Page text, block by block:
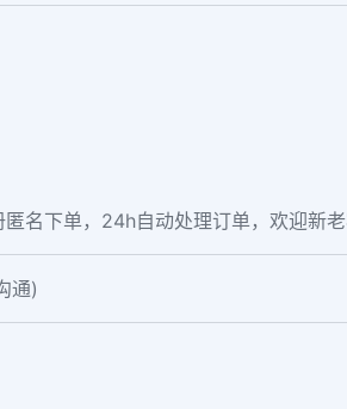
名下单，24h自动处理订单，欢迎新老
通)